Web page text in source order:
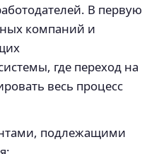
В первую
компаний и
где переход на
весь процесс
подлежащими